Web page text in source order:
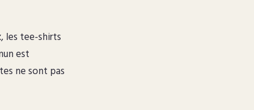
, les tee-shirts
est
ne sont pas